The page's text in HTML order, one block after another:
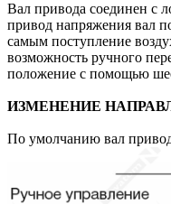
Вал привода соединен с
привод напряжения вал
самым поступление
возможность ручного
положение с помощью
ИЗМЕНЕНИЕ
По умолчанию вал